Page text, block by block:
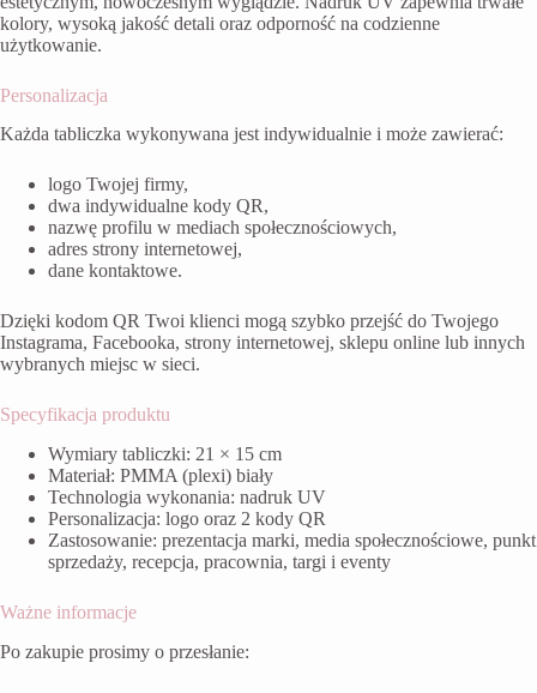
kolory, wysoką jakość detali oraz odporność na codzienne
użytkowanie.
Personalizacja
Każda tabliczka wykonywana jest indywidualnie i może zawierać:
logo Twojej firmy,
dwa indywidualne kody QR,
nazwę profilu w mediach społecznościowych,
adres strony internetowej,
dane kontaktowe.
Dzięki kodom QR Twoi klienci mogą szybko przejść do Twojego
Instagrama, Facebooka, strony internetowej, sklepu online lub innych
wybranych miejsc w sieci.
Specyfikacja produktu
Wymiary tabliczki: 21 × 15 cm
Materiał: PMMA (plexi) biały
Technologia wykonania: nadruk UV
Personalizacja: logo oraz 2 kody QR
Zastosowanie: prezentacja marki, media społecznościowe, punkt
sprzedaży, recepcja, pracownia, targi i eventy
Ważne informacje
Po zakupie prosimy o przesłanie: